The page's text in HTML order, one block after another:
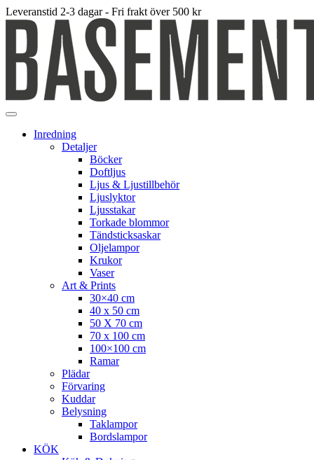
Leveranstid 2-3 dagar - Fri frakt över 500 kr
Inredning
Detaljer
Böcker
Doftljus
Ljus & Ljustillbehör
Ljuslyktor
Ljusstakar
Torkade blommor
Tändsticksaskar
Oljelampor
Krukor
Vaser
Art & Prints
30×40 cm
40 x 50 cm
50 X 70 cm
70 x 100 cm
100×100 cm
Ramar
Plädar
Förvaring
Kuddar
Belysning
Taklampor
Bordslampor
KÖK